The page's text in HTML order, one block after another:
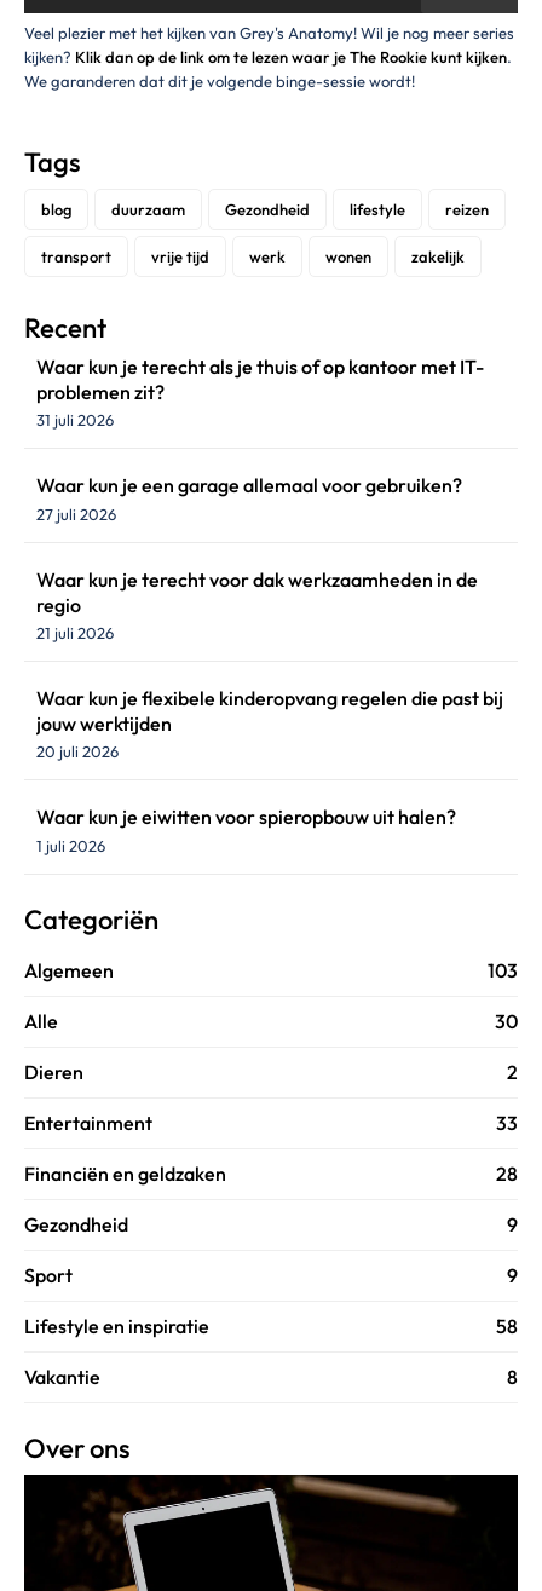
Veel plezier met het kijken van Grey's Anatomy! Wil je nog meer series
kijken? Klik dan op de link om te lezen waar je The Rookie kunt kijken.
We garanderen dat dit je volgende binge-sessie wordt!
Tags
blog duurzaam Gezondheid lifestyle reizen
transport vrije tijd werk wonen zakelijk
Recent
Waar kun je terecht als je thuis of op kantoor met IT-
problemen zit?
31 juli 2026
Waar kun je een garage allemaal voor gebruiken?
27 juli 2026
Waar kun je terecht voor dak werkzaamheden in de
regio
21 juli 2026
Waar kun je flexibele kinderopvang regelen die past bij
jouw werktijden
20 juli 2026
Waar kun je eiwitten voor spieropbouw uit halen?
1 juli 2026
Categoriën
Algemeen 103
Alle 30
Dieren 2
Entertainment 33
Financiën en geldzaken 28
Gezondheid 9
Sport 9
Lifestyle en inspiratie 58
Vakantie 8
Over ons